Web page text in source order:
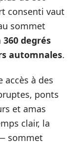
consenti vaut
sommet
degrés
automnales.
accès à des
ponts
et amas
clair, la
sommet